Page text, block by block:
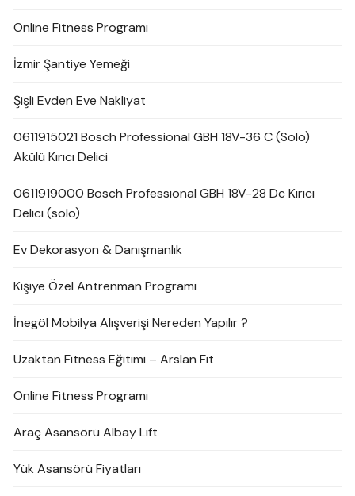
Online Fitness Programı
İzmir Şantiye Yemeği
Şişli Evden Eve Nakliyat
0611915021 Bosch Professional GBH 18V-36 C (Solo)
Akülü Kırıcı Delici
0611919000 Bosch Professional GBH 18V-28 Dc Kırıcı
Delici (solo)
Ev Dekorasyon & Danışmanlık
Kişiye Özel Antrenman Programı
İnegöl Mobilya Alışverişi Nereden Yapılır ?
Uzaktan Fitness Eğitimi – Arslan Fit
Online Fitness Programı
Araç Asansörü Albay Lift
Yük Asansörü Fiyatları